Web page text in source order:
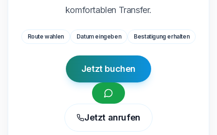
komfortablen Transfer.
Route wahlen Datum eingeben Bestatigung erhalten
Jetzt buchen
Jetzt anrufen